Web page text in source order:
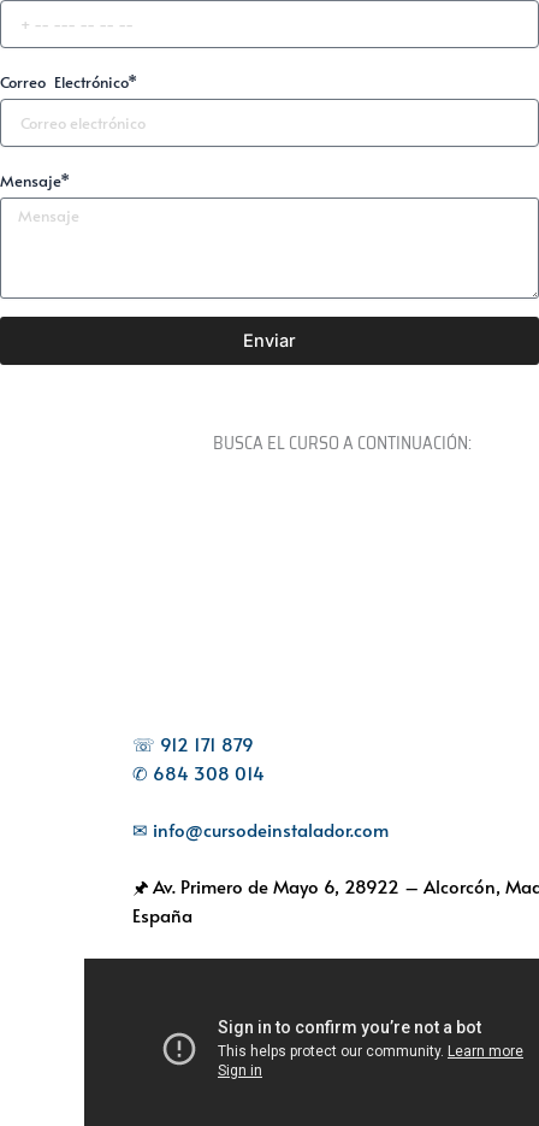
Correo Electrónico*
Mensaje*
Enviar
BUSCA EL CURSO A CONTINUACIÓN:
☏ 912 171 879
✆ 684 308 014
✉ info@cursodeinstalador.com
🖈 Av. Primero de Mayo 6, 28922 – Alcorcón,
España